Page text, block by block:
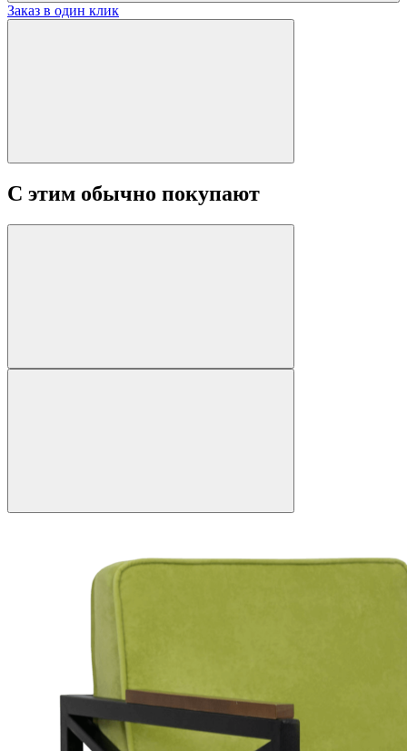
Заказ в один клик
С этим обычно покупают